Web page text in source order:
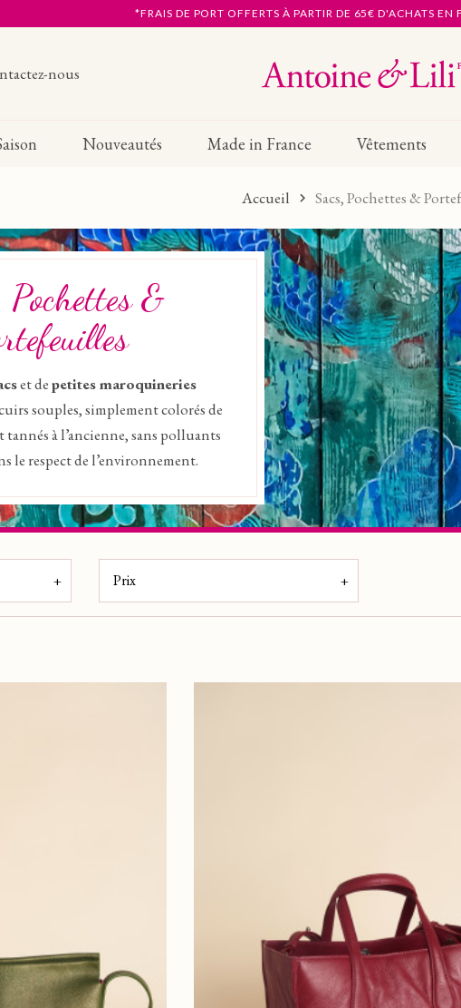
*FRAIS DE PORT OFFERTS À PARTIR DE 65€ D'ACHATS
nous
Nouveautés Made in France Vêtements
Accueil Sacs, Pochettes &
Pochettes &
et depetites maroquineries
souples, simplement colorés de
à l’ancienne, sans polluants
le respect de l’environnement.
Prix